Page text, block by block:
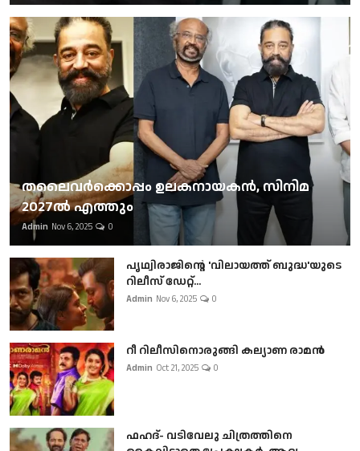
തലൈവര്‍ക്കൊപ്പം ഉലകനായകന്‍, സിനിമ
2027ല്‍ എത്തും
Admin Nov 6, 2025 0
പൃഥ്വിരാജിന്റെ 'വിലായത്ത് ബുദ്ധ'യുടെ
റിലീസ് ഡേറ്റ്...
Admin Nov 6, 2025 0
റീ റിലീസിനൊരുങ്ങി കല്യാണ രാമൻ
Admin Oct 21, 2025 0
ഫഹദ്- വടിവേലു ചിത്രത്തിനെ